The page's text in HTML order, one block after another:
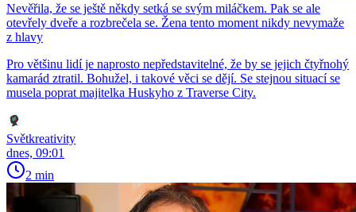
Nevěřila, že se ještě někdy setká se svým miláčkem. Pak se ale
otevřely dveře a rozbrečela se. Žena tento moment nikdy nevymaže
z hlavy
Pro většinu lidí je naprosto nepředstavitelné, že by se jejich čtyřnohý
kamarád ztratil. Bohužel, i takové věci se dějí. Se stejnou situací se
musela poprat majitelka Huskyho z Traverse City.
Světkreativity
dnes, 09:01
2 min